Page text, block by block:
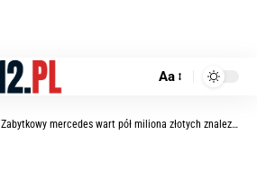
Aa
Zabytkowy mercedes wart pół miliona złotych znaleziony na posesji pod Poznaniem